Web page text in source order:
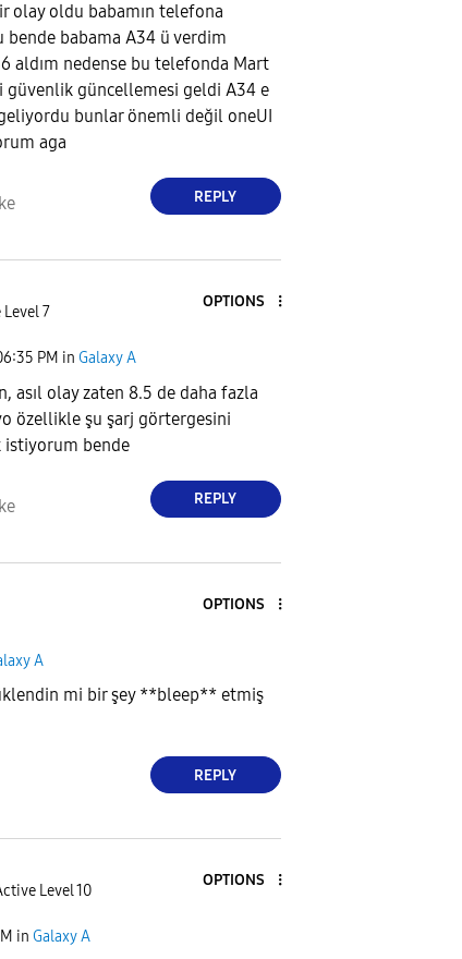
olay oldu babamın telefona
bende babama A34 ü verdim
aldım nedense bu telefonda Mart
güvenlik güncellemesi geldi A34 e
bunlar önemli değil oneUI
aga
REPLY
7
OPTIONS
PM in Galaxy A
asıl olay zaten 8.5 de daha fazla
özellikle şu şarj görtergesini
istiyorum bende
REPLY
OPTIONS
A
mi bir şey **bleep** etmiş
REPLY
Level 10
OPTIONS
in Galaxy A